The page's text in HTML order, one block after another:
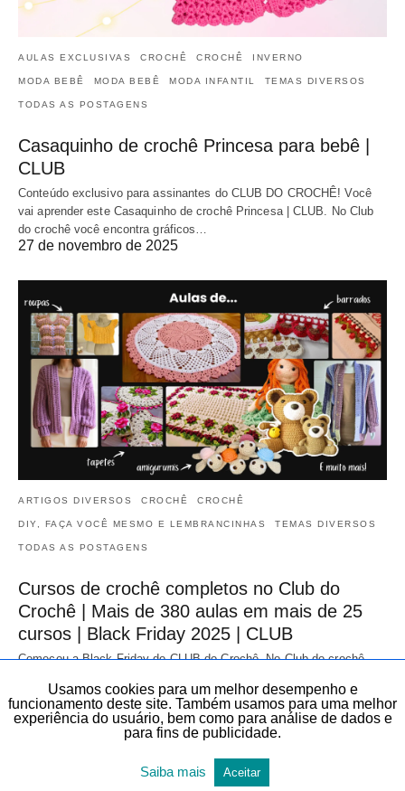
AULAS EXCLUSIVAS CROCHÊ CROCHÊ INVERNO
MODA BEBÊ MODA BEBÊ MODA INFANTIL TEMAS DIVERSOS
TODAS AS POSTAGENS
Casaquinho de crochê Princesa para bebê |
CLUB
Conteúdo exclusivo para assinantes do CLUB DO CROCHÊ! Você
vai aprender este Casaquinho de crochê Princesa | CLUB. No Club
do crochê você encontra gráficos…
27 de novembro de 2025
ARTIGOS DIVERSOS CROCHÊ CROCHÊ
DIY, FAÇA VOCÊ MESMO E LEMBRANCINHAS TEMAS DIVERSOS
TODAS AS POSTAGENS
Cursos de crochê completos no Club do
Crochê | Mais de 380 aulas em mais de 25
cursos | Black Friday 2025 | CLUB
Começou a Black Friday do CLUB do Crochê. No Club do crochê
de diversas áreas…
20 de novembro de 2025
Usamos cookies para um melhor desempenho e
funcionamento deste site. Também usamos para uma melhor
experiência do usuário, bem como para análise de dados e
para fins de publicidade.
Saiba mais Aceitar